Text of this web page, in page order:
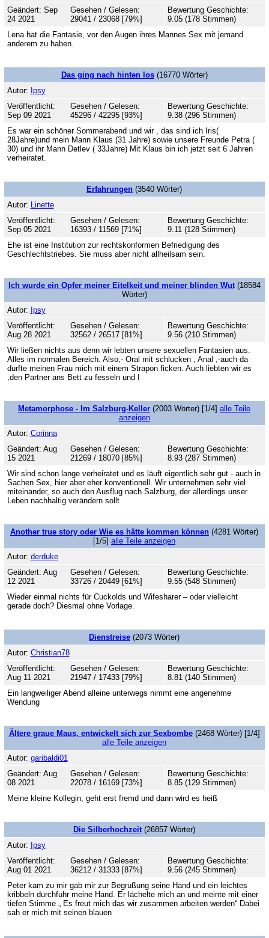
Geändert: Sep
24 2021
Gesehen / Gelesen:
29041 / 23068 [79%]
Bewertung Geschichte:
9.05 (178 Stimmen)
Lena hat die Fantasie, vor den Augen ihres Mannes Sex mit jemand
anderem zu haben.
Das ging nach hinten los(16770 Wörter)
Autor: Ipsy
Veröffentlicht:
Sep 09 2021
Gesehen / Gelesen:
45296 / 42295 [93%]
Bewertung Geschichte:
9.38 (296 Stimmen)
Es war ein schöner Sommerabend und wir , das sind ich Iris(
28Jahre)und mein Mann Klaus (31 Jahre) sowie unsere Freunde Petra (
30) und ihr Mann Detlev ( 33Jahre) Mit Klaus bin ich jetzt seit 6 Jahren
verheiratet.
Erfahrungen (3540 Wörter)
Autor: Linette
Veröffentlicht:
Sep 05 2021
Gesehen / Gelesen:
16393 / 11569 [71%]
Bewertung Geschichte:
9.11 (128 Stimmen)
Ehe ist eine Institution zur rechtskonformen Befriedigung des
Geschlechtstriebes. Sie muss aber nicht allheilsam sein.
Ich wurde ein Opfer meiner Eitelkeit und meiner blinden Wut(18584
Wörter)
Autor: Ipsy
Veröffentlicht:
Aug 28 2021
Gesehen / Gelesen:
32562 / 26517 [81%]
Bewertung Geschichte:
9.56 (210 Stimmen)
Wir ließen nichts aus denn wir lebten unsere sexuellen Fantasien aus.
Alles im normalen Bereich. Also,- Oral mit schlucken , Anal ,-auch da
durfte meinen Frau mich mit einem Strapon ficken. Auch liebten wir es
,den Partner ans Bett zu fesseln und I
Metamorphose - Im Salzburg-Keller (2003 Wörter) [1/4] alle Teile
anzeigen
Autor: Corinna
Geändert: Aug
15 2021
Gesehen / Gelesen:
21269 / 18070 [85%]
Bewertung Geschichte:
8.93 (287 Stimmen)
Wir sind schon lange verheiratet und es läuft eigentlich sehr gut - auch in
Sachen Sex, hier aber eher konventionell. Wir unternehmen sehr viel
miteinander, so auch den Ausflug nach Salzburg, der allerdings unser
Leben nachhaltig verändern sollt
Another true story oder Wie es hätte kommen können (4281 Wörter)
[1/5] alle Teile anzeigen
Autor: derduke
Geändert: Aug
12 2021
Gesehen / Gelesen:
33726 / 20449 [61%]
Bewertung Geschichte:
9.55 (548 Stimmen)
Wieder einmal nichts für Cuckolds und Wifesharer – oder vielleicht
gerade doch? Diesmal ohne Vorlage.
Dienstreise (2073 Wörter)
Autor: Christian78
Veröffentlicht:
Aug 11 2021
Gesehen / Gelesen:
21947 / 17433 [79%]
Bewertung Geschichte:
8.81 (140 Stimmen)
Ein langweiliger Abend alleine unterwegs nimmt eine angenehme
Wendung
Ältere graue Maus, entwickelt sich zur Sexbombe(2468 Wörter) [1/4]
alle Teile anzeigen
Autor: garibaldi01
Geändert: Aug
08 2021
Gesehen / Gelesen:
22078 / 16169 [73%]
Bewertung Geschichte:
8.85 (129 Stimmen)
Meine kleine Kollegin, geht erst fremd und dann wird es heiß
Die Silberhochzeit(26857 Wörter)
Autor: Ipsy
Veröffentlicht:
Aug 01 2021
Gesehen / Gelesen:
36212 / 31333 [87%]
Bewertung Geschichte:
9.56 (245 Stimmen)
Peter kam zu mir gab mir zur Begrüßung seine Hand und ein leichtes
kribbeln durchfuhr meine Hand. Er lächelte mich an und meinte mit einer
tiefen Stimme „ Es freut mich das wir zusammen arbeiten werden“ Dabei
sah er mich mit seinen blauen